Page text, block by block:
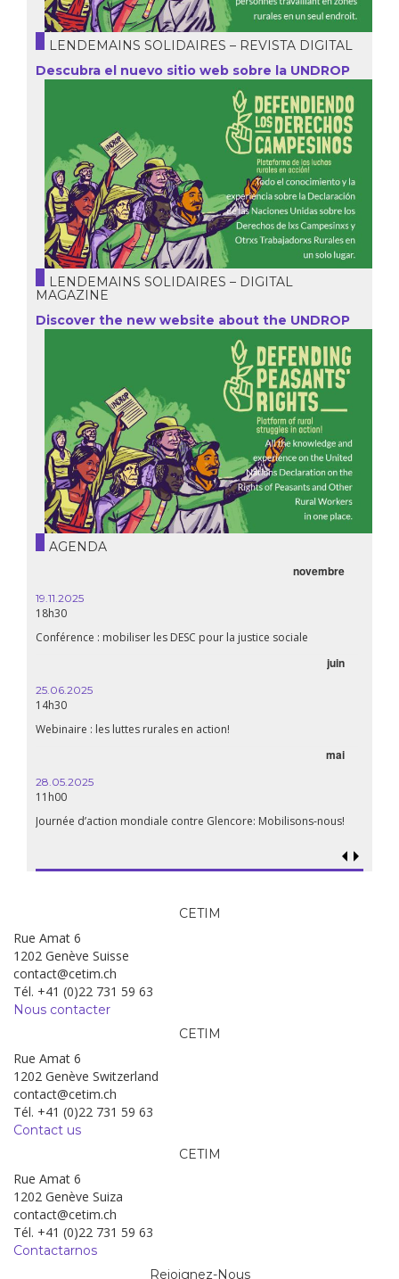
LENDEMAINS SOLIDAIRES – REVISTA DIGITAL
Descubra el nuevo sitio web sobre la UNDROP
LENDEMAINS SOLIDAIRES – DIGITAL
MAGAZINE
Discover the new website about the UNDROP
AGENDA
novembre
19.11.2025
18h30
Conférence : mobiliser les DESC pour la justice sociale
juin
25.06.2025
14h30
Webinaire : les luttes rurales en action!
mai
28.05.2025
11h00
Journée d’action mondiale contre Glencore: Mobilisons-nous!
CETIM
Rue Amat 6
1202 Genève Suisse
contact@cetim.ch
Tél. +41 (0)22 731 59 63
Nous contacter
CETIM
Rue Amat 6
1202 Genève Switzerland
contact@cetim.ch
Tél. +41 (0)22 731 59 63
Contact us
CETIM
Rue Amat 6
1202 Genève Suiza
contact@cetim.ch
Tél. +41 (0)22 731 59 63
Contactarnos
Rejoignez-Nous